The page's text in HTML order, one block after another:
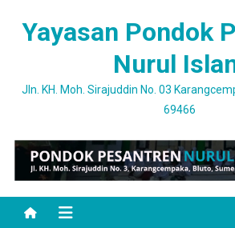
Yayasan Pondok
Nurul
Jln. KH. Moh. Sirajuddin No. 03
69466